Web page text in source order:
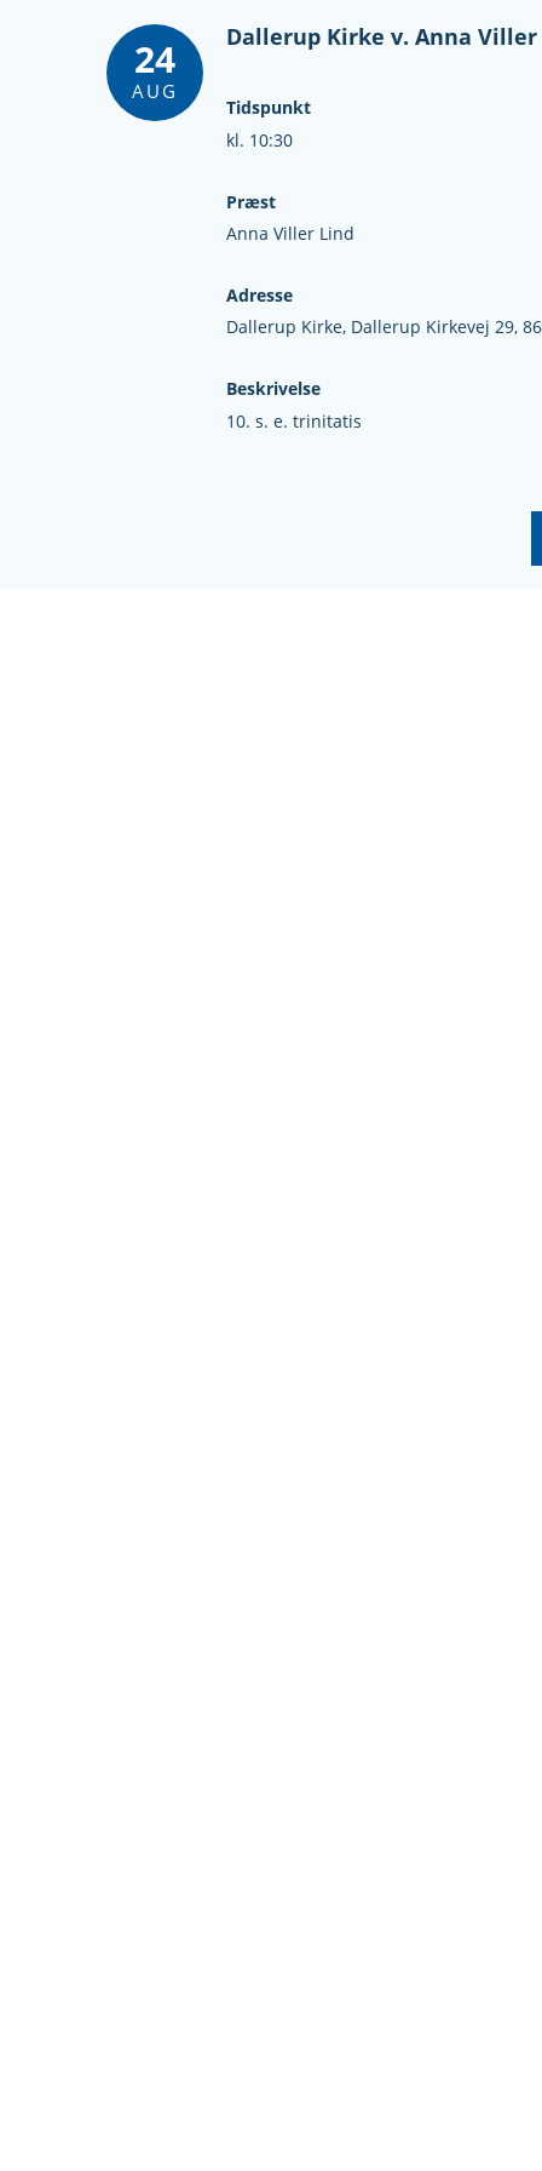
24
AUG
Dallerup Kirke v. Anna Viller
Tidspunkt
kl. 10:30
Præst
Anna Viller Lind
Adresse
Dallerup Kirke, Dallerup Kirkevej 29,
Beskrivelse
10. s. e. trinitatis